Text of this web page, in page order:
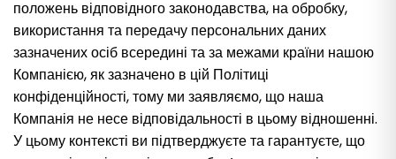
положень відповідного законодавства, на обробку,
використання та передачу персональних даних
зазначених осіб всередині та за межами країни нашою
Компанією, як зазначено в цій Політиці
конфіденційності, тому ми заявляємо, що наша
Компанія не несе відповідальності в цьому відношенні.
У цьому контексті ви підтверджуєте та гарантуєте, що